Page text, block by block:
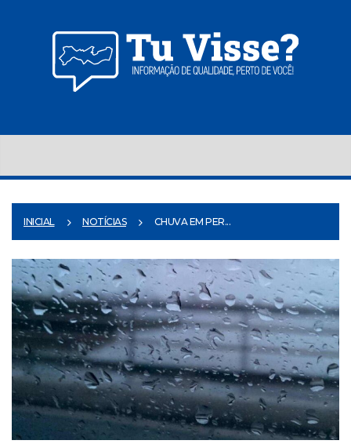
INICIAL NOTÍCIAS CHUVA EM PER...